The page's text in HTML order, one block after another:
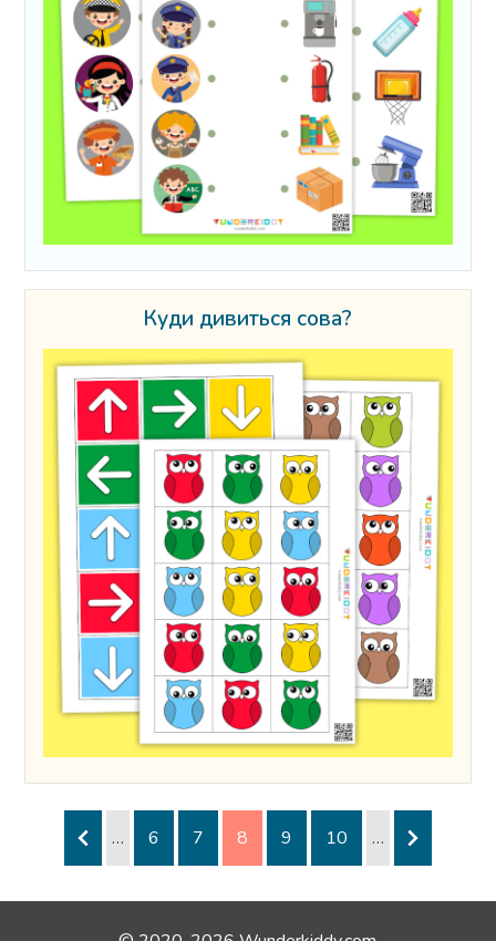
Куди дивиться сова?
… 6 7 8 9 10 …